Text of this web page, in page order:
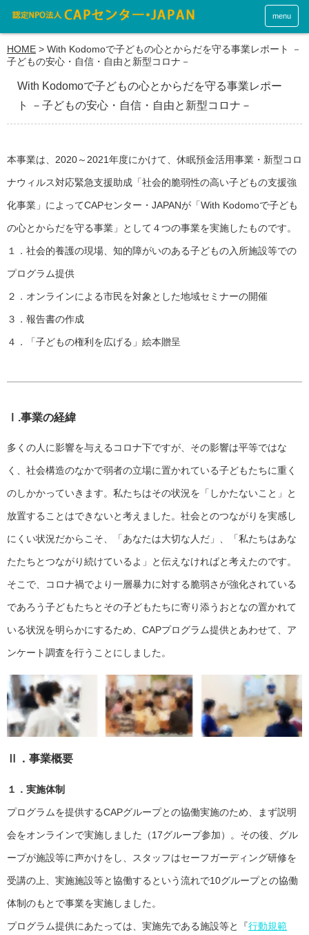
menu
HOME > With Kodomoで子どもの心とからだを守る事業レポート －
子どもの安心・自信・自由と新型コロナ－
With Kodomoで子どもの心とからだを守る事業レポー
ト －子どもの安心・自信・自由と新型コロナ－
本事業は、2020～2021年度にかけて、休眠預金活用事業・新型コロ
ナウィルス対応緊急支援助成「社会的脆弱性の高い子どもの支援強
化事業」によってCAPセンター・JAPANが「With Kodomoで子ども
の心とからだを守る事業」として４つの事業を実施したものです。
１．社会的養護の現場、知的障がいのある子どもの入所施設等での
プログラム提供
２．オンラインによる市民を対象とした地域セミナーの開催
３．報告書の作成
４．「子どもの権利を広げる」絵本贈呈
Ⅰ.事業の経緯
多くの人に影響を与えるコロナ下ですが、その影響は平等ではな
く、社会構造のなかで弱者の立場に置かれている子どもたちに重く
のしかかっていきます。私たちはその状況を「しかたないこと」と
放置することはできないと考えました。社会とのつながりを実感し
にくい状況だからこそ、「あなたは大切な人だ」、「私たちはあな
たたちとつながり続けているよ」と伝えなければと考えたのです。
そこで、コロナ禍でより一層暴力に対する脆弱さが強化されている
であろう子どもたちとその子どもたちに寄り添うおとなの置かれて
いる状況を明らかにするため、CAPプログラム提供とあわせて、ア
ンケート調査を行うことにしました。
Ⅱ．事業概要
１．実施体制
プログラムを提供するCAPグループとの協働実施のため、まず説明
会をオンラインで実施しました（17グループ参加）。その後、グル
ープが施設等に声かけをし、スタッフはセーフガーディング研修を
受講の上、実施施設等と協働するという流れで10グループとの協働
体制のもとで事業を実施しました。
プログラム提供にあたっては、実施先である施設等と『行動規範